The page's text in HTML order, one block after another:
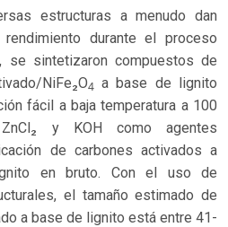
estructuras a menudo dan
durante el proceso
se sintetizaron compuestos de
NiFe₂O4 a base de lignito
fácil a baja temperatura a 100
y KOH como agentes
de carbones activados a
en bruto. Con el uso de
el tamaño estimado de
a base de lignito está entre 41-